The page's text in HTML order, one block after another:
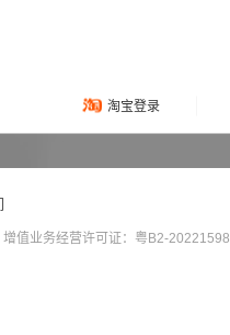
淘宝登录
增值业务经营许可证：粤B2-20221598